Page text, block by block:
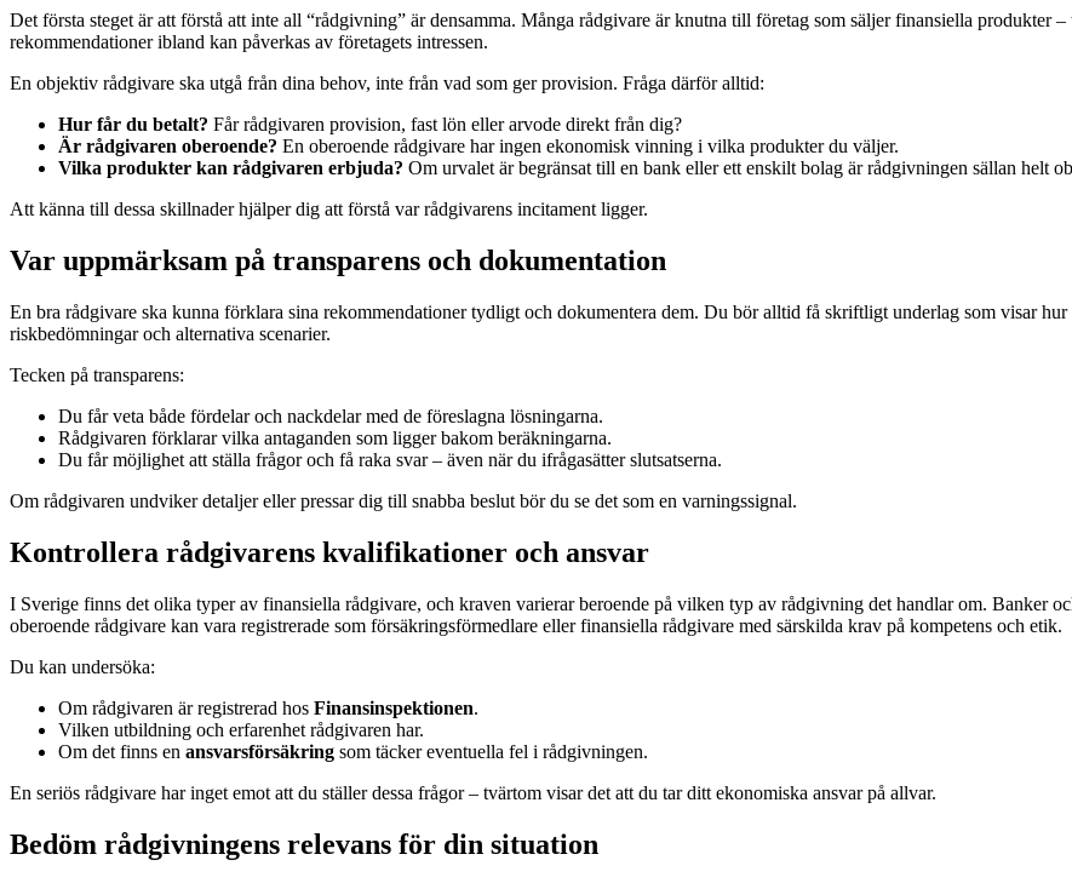
Det första steget är att förstå att inte all “rådgivning” är densamma. Många rådgivare är knutna till företag som säljer finansiella produkter
rekommendationer ibland kan påverkas av företagets intressen.
En objektiv rådgivare ska utgå från dina behov, inte från vad som ger provision. Fråga därför alltid:
Hur får du betalt? Får rådgivaren provision, fast lön eller arvode direkt från dig?
Är rådgivaren oberoende? En oberoende rådgivare har ingen ekonomisk vinning i vilka produkter du väljer.
Vilka produkter kan rådgivaren erbjuda? Om urvalet är begränsat till en bank eller ett enskilt bolag är rådgivningen sällan helt
Att känna till dessa skillnader hjälper dig att förstå var rådgivarens incitament ligger.
Var uppmärksam på transparens och dokumentation
En bra rådgivare ska kunna förklara sina rekommendationer tydligt och dokumentera dem. Du bör alltid få skriftligt underlag som visar
riskbedömningar och alternativa scenarier.
Tecken på transparens:
Du får veta både fördelar och nackdelar med de föreslagna lösningarna.
Rådgivaren förklarar vilka antaganden som ligger bakom beräkningarna.
Du får möjlighet att ställa frågor och få raka svar – även när du ifrågasätter slutsatserna.
Om rådgivaren undviker detaljer eller pressar dig till snabba beslut bör du se det som en varningssignal.
Kontrollera rådgivarens kvalifikationer och ansvar
I Sverige finns det olika typer av finansiella rådgivare, och kraven varierar beroende på vilken typ av rådgivning det handlar om. Banker
oberoende rådgivare kan vara registrerade som försäkringsförmedlare eller finansiella rådgivare med särskilda krav på kompetens och etik.
Du kan undersöka:
Om rådgivaren är registrerad hos Finansinspektionen.
Vilken utbildning och erfarenhet rådgivaren har.
Om det finns en ansvarsförsäkring som täcker eventuella fel i rådgivningen.
En seriös rådgivare har inget emot att du ställer dessa frågor – tvärtom visar det att du tar ditt ekonomiska ansvar på allvar.
Bedöm rådgivningens relevans för din situation